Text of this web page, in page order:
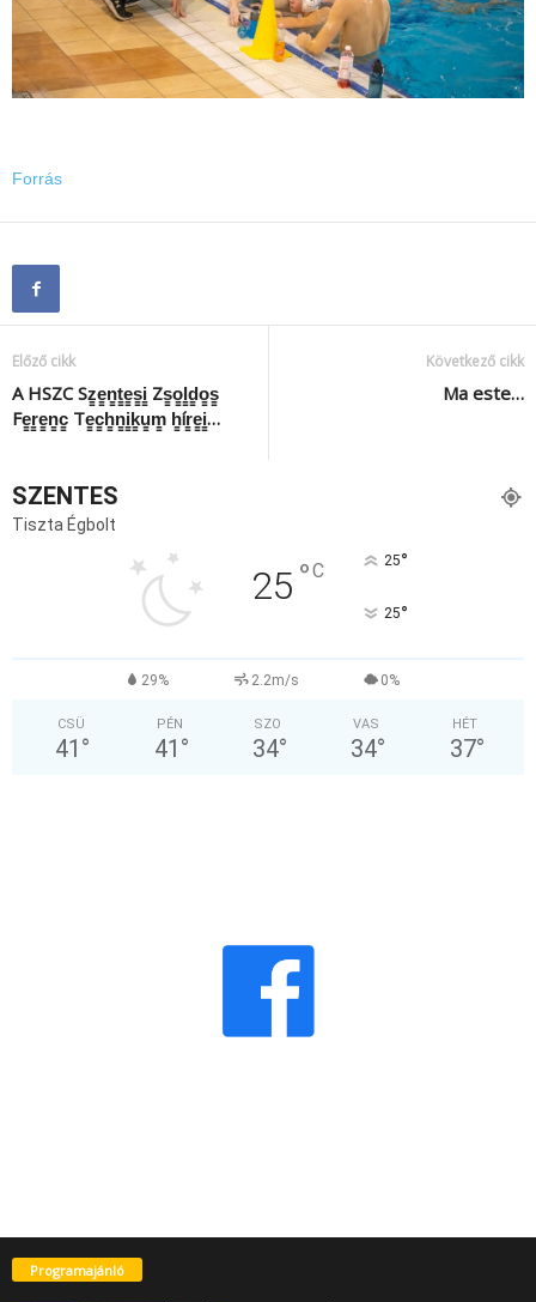
Forrás
Előző cikk
A HSZC Sz̳e̳n̳t̳e̳s̳i̳ Zs̳o̳l̳d̳o̳s̳
Fe̳r̳e̳n̳c̳ Te̳c̳h̳n̳i̳k̳u̳m̳ h̳ír̳e̳i̳…
Következő cikk
Ma este…
SZENTES
Tiszta Égbolt
25 °C 25°
25°
29% 2.2m/s 0%
CSÜ
41 °
PÉN
41 °
SZO
34°
VAS
34°
HÉT
37°
Programajánló